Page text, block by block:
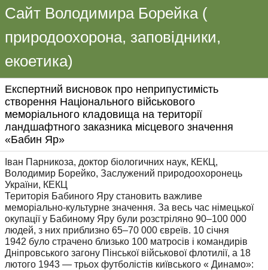
Сайт Володимира Борейка (
природоохорона, заповідники,
екоетика)
Експертний висновок про неприпустимість
створення Національного військового
меморіального кладовища на території
ландшафтного заказника місцевого значення
«Бабин Яр»
Іван Парникоза, доктор біологичних наук, КЕКЦ,
Володимир Борейко, Заслужений природоохоронець
України, КЕКЦ
Територія Бабиного Яру становить важливе
меморіально-культурне значення. За весь час німецької
окупації у Бабиному Яру були розстріляно 90–100 000
людей, з них приблизно 65–70 000 євреїв. 10 січня
1942 було страчено близько 100 матросів і командирів
Дніпровського загону Пінської військової флотилії, а 18
лютого 1943 — трьох футболістів київського « Динамо»: